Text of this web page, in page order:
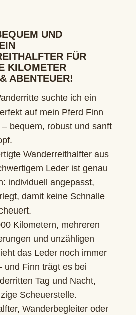
UND
FÜR
KILOMETER
ABENTEUER!
suchte ich ein
auf mein Pferd Finn
bequem, robust und sanft
Wanderreithalfter aus
Leder ist genau
individuell angepasst,
damit keine Schnalle
Kilometern, mehreren
und unzähligen
das Leder noch immer
und Finn trägt es bei
Tag und Nacht,
Scheuerstelle.
Wanderbegleiter oder